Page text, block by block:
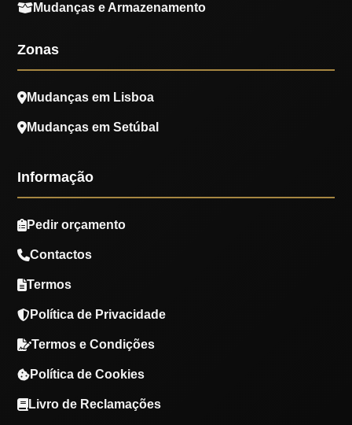
Mudanças e Armazenamento
Zonas
Mudanças em Lisboa
Mudanças em Setúbal
Informação
Pedir orçamento
Contactos
Termos
Política de Privacidade
Termos e Condições
Política de Cookies
Livro de Reclamações